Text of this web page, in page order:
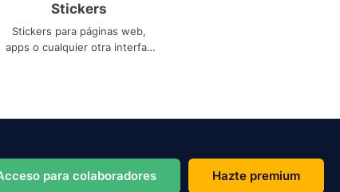
Stickers
Stickers para páginas web,
apps o cualquier otra interfaz
para colaboradores Hazte premium